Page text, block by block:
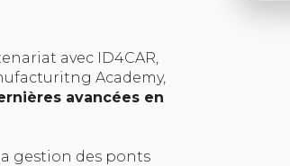
avec ID4CAR,
Academy,
avancées en
gestion des ponts